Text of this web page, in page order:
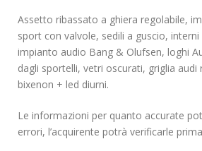
Assetto ribassato a ghiera regolabile,
sport con valvole, sedili a guscio, interni
impianto audio Bang & Olufsen, loghi
dagli sportelli, vetri oscurati, griglia audi
bixenon + led diurni.
Le informazioni per quanto accurate
errori, l’acquirente potrà verificarle